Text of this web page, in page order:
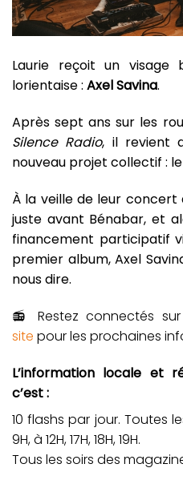
Laurie reçoit un
lorientaise : Axel Savina.
Après sept ans sur les
Silence Radio, il revient
nouveau projet collectif : le
À la veille de leur concert
juste avant Bénabar, et
financement participatif
premier album, Axel
nous dire.
📻 Restez connectés
site pour les prochaines
L’information locale et
c’est :
10 flashs par jour. Toutes
9H, à 12H, 17H, 18H, 19H.
Tous les soirs des